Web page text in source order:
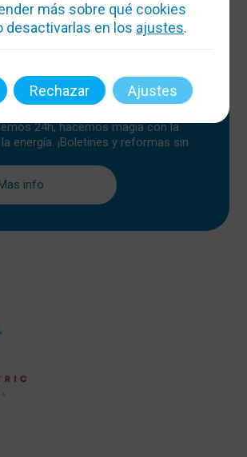
Top!
24h, hacemos magia con la
energía. ¡Boletines y reformas sin
info
más sobre qué cookies
desactivarlas en los ajustes.
Rechazar Ajustes